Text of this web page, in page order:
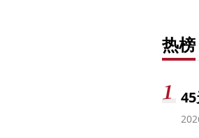
热榜